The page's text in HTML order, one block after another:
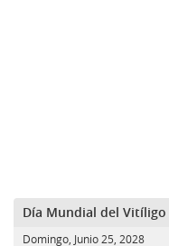
Día Mundial del
Domingo, Junio 25, 2028